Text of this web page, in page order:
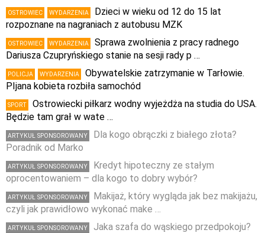
OSTROWIEC WYDARZENIA
Dzieci w wieku od 12 do 15 lat
rozpoznane na nagraniach z autobusu MZK
OSTROWIEC WYDARZENIA
Sprawa zwolnienia z pracy radnego
Dariusza Czupryńskiego stanie na sesji rady p …
POLICJA WYDARZENIA
Obywatelskie zatrzymanie w Tarłowie.
PIjana kobieta rozbiła samochód
SPORT
Ostrowiecki piłkarz wodny wyjeżdża na studia do USA.
Będzie tam grał w wate …
ARTYKUŁ SPONSOROWANY
Dla kogo obrączki z białego złota?
Poradnik od Marko
ARTYKUŁ SPONSOROWANY
Kredyt hipoteczny ze stałym
oprocentowaniem – dla kogo to dobry wybór?
ARTYKUŁ SPONSOROWANY
Makijaż, który wygląda jak bez makijażu,
czyli jak prawidłowo wykonać make …
ARTYKUŁ SPONSOROWANY
Jaka szafa do wąskiego przedpokoju?